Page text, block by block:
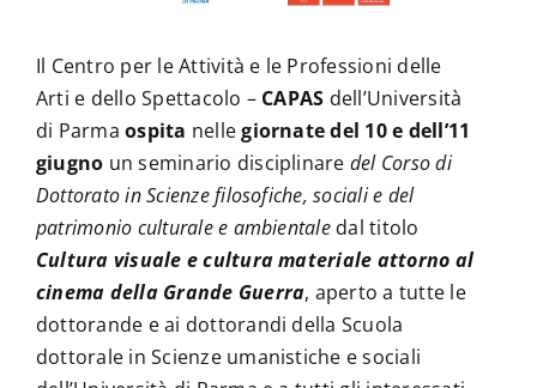
Il Centro per le Attività e le Professioni delle
Arti e dello Spettacolo – CAPAS dell’Università
di Parmaospita nellegiornate del 10 e dell’11
giugno un seminario disciplinare del Corso di
Dottorato in Scienze filosofiche, sociali e del
patrimonio culturale e ambientaledal titolo
Cultura visuale e cultura materiale attorno al
cinema della Grande Guerra, aperto a tutte le
dottorande e ai dottorandi della Scuola
dottorale in Scienze umanistiche e sociali